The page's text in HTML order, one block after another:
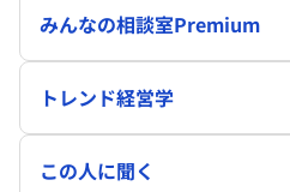
みんなの相談室Premium
トレンド経営学
この人に聞く